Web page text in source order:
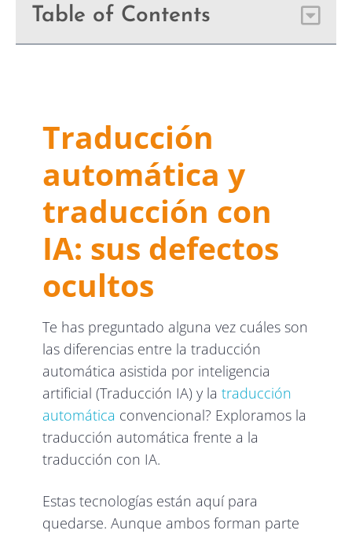
Table of Contents
Traducción
automática y
traducción con
IA: sus defectos
ocultos
Te has preguntado alguna vez cuáles son
las diferencias entre la traducción
automática asistida por inteligencia
artificial (Traducción IA) y latraducción
automática convencional? Exploramos la
traducción automática frente a la
traducción con IA.
Estas tecnologías están aquí para
quedarse. Aunque ambos forman parte